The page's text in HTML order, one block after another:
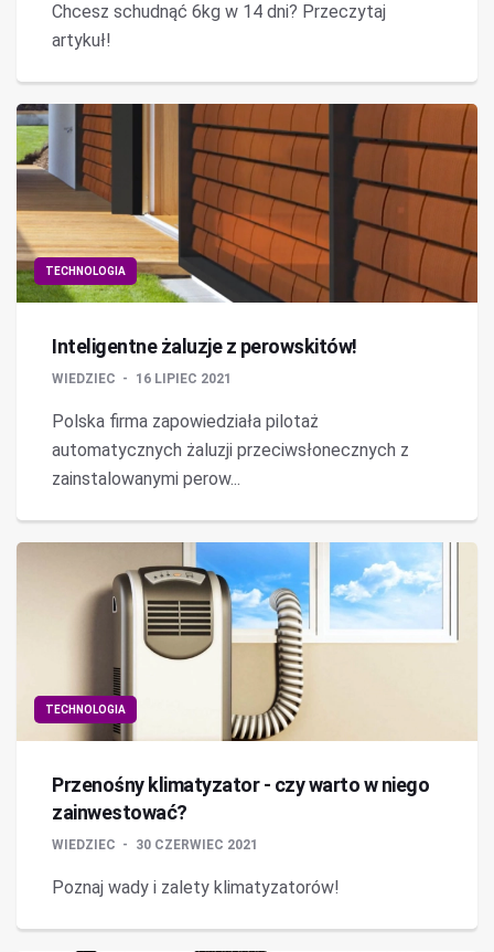
Chcesz schudnąć 6kg w 14 dni? Przeczytaj
artykuł!
TECHNOLOGIA
Inteligentne żaluzje z perowskitów!
WIEDZIEC 16 LIPIEC 2021
Polska firma zapowiedziała pilotaż
automatycznych żaluzji przeciwsłonecznych z
zainstalowanymi perow...
TECHNOLOGIA
Przenośny klimatyzator - czy warto w niego
zainwestować?
WIEDZIEC 30 CZERWIEC 2021
Poznaj wady i zalety klimatyzatorów!